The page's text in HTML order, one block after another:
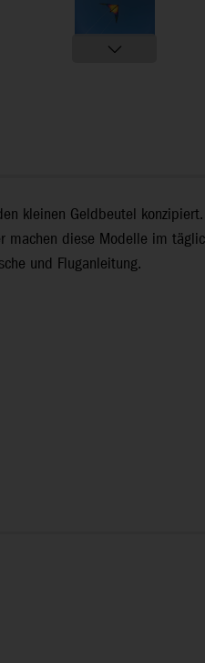
kleinen Geldbeutel
diese Modelle im
und Fluganleitung.